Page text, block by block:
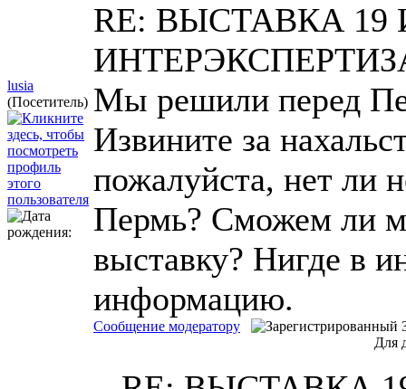
lusia
(Посетитель)
RE: ВЫСТАВКА
Мы решили перед
Извините за
пожалуйста, нет ли
Пермь? Сможем ли
выставку? Нигде в
информацию.
Сообщение модератору
Для